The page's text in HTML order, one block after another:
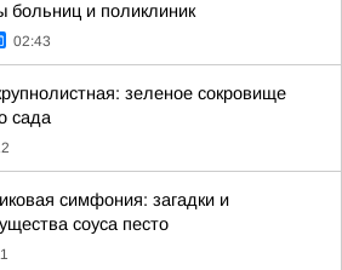
больниц и поликлиник
02:43
зеленое сокровище
сада
симфония: загадки и
соуса песто